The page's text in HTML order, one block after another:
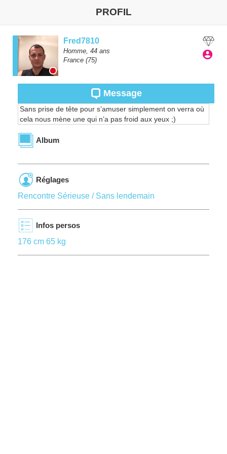
PROFIL
Fred7810
Homme, 44 ans
France (75)
Message
Sans prise de tête pour s’amuser simplement on verra où
cela nous mène une qui n’a pas froid aux yeux ;)
Album
Réglages
Rencontre Sérieuse / Sans lendemain
Infos persos
176 cm 65 kg